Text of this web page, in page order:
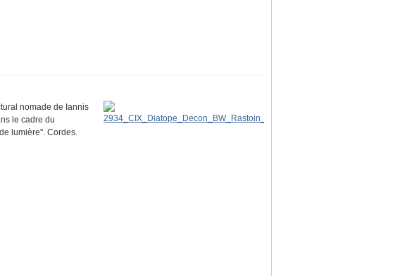
nomade de Iannis
le cadre du
lumière". Cordes.